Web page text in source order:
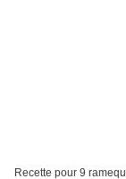
Recette pour 9